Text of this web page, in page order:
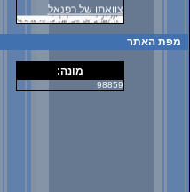
צוואתו של רפנאל
מפת האתר
מונה:
98859